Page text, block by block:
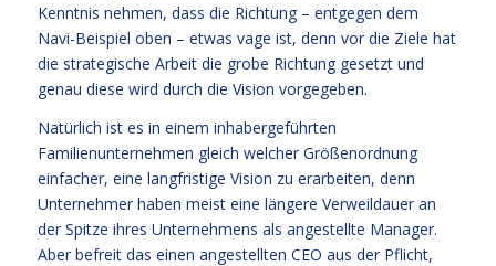
Kenntnis nehmen, dass die Richtung – entgegen dem
Navi-Beispiel oben – etwas vage ist, denn vor die Ziele hat
die strategische Arbeit die grobe Richtung gesetzt und
genau diese wird durch die Vision vorgegeben.
Natürlich ist es in einem inhabergeführten
Familienunternehmen gleich welcher Größenordnung
einfacher, eine langfristige Vision zu erarbeiten, denn
Unternehmer haben meist eine längere Verweildauer an
der Spitze ihres Unternehmens als angestellte Manager.
Aber befreit das einen angestellten CEO aus der Pflicht,